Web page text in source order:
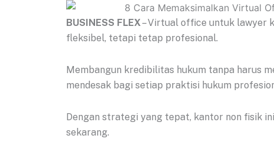
BUSINESS FLEX– Virtual office untuk lawyer
fleksibel, tetapi tetap profesional.
Membangun kredibilitas hukum tanpa harus
mendesak bagi setiap praktisi hukum
Dengan strategi yang tepat, kantor non fisik
sekarang.